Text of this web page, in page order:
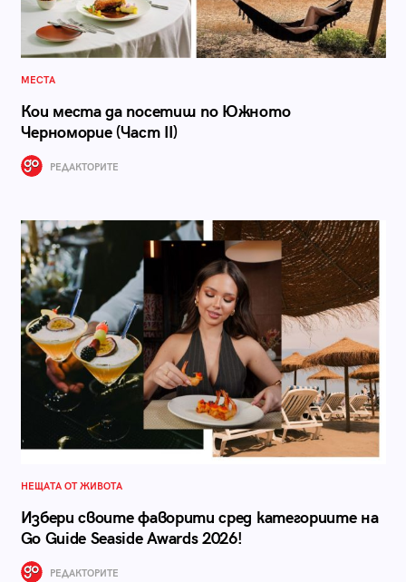
МЕСТА
Кои места да посетиш по Южното
Черноморие (Част II)
РЕДАКТОРИТЕ
НЕЩАТА ОТ ЖИВОТА
Избери своите фаворити сред категориите на
Go Guide Seaside Awards 2026!
РЕДАКТОРИТЕ